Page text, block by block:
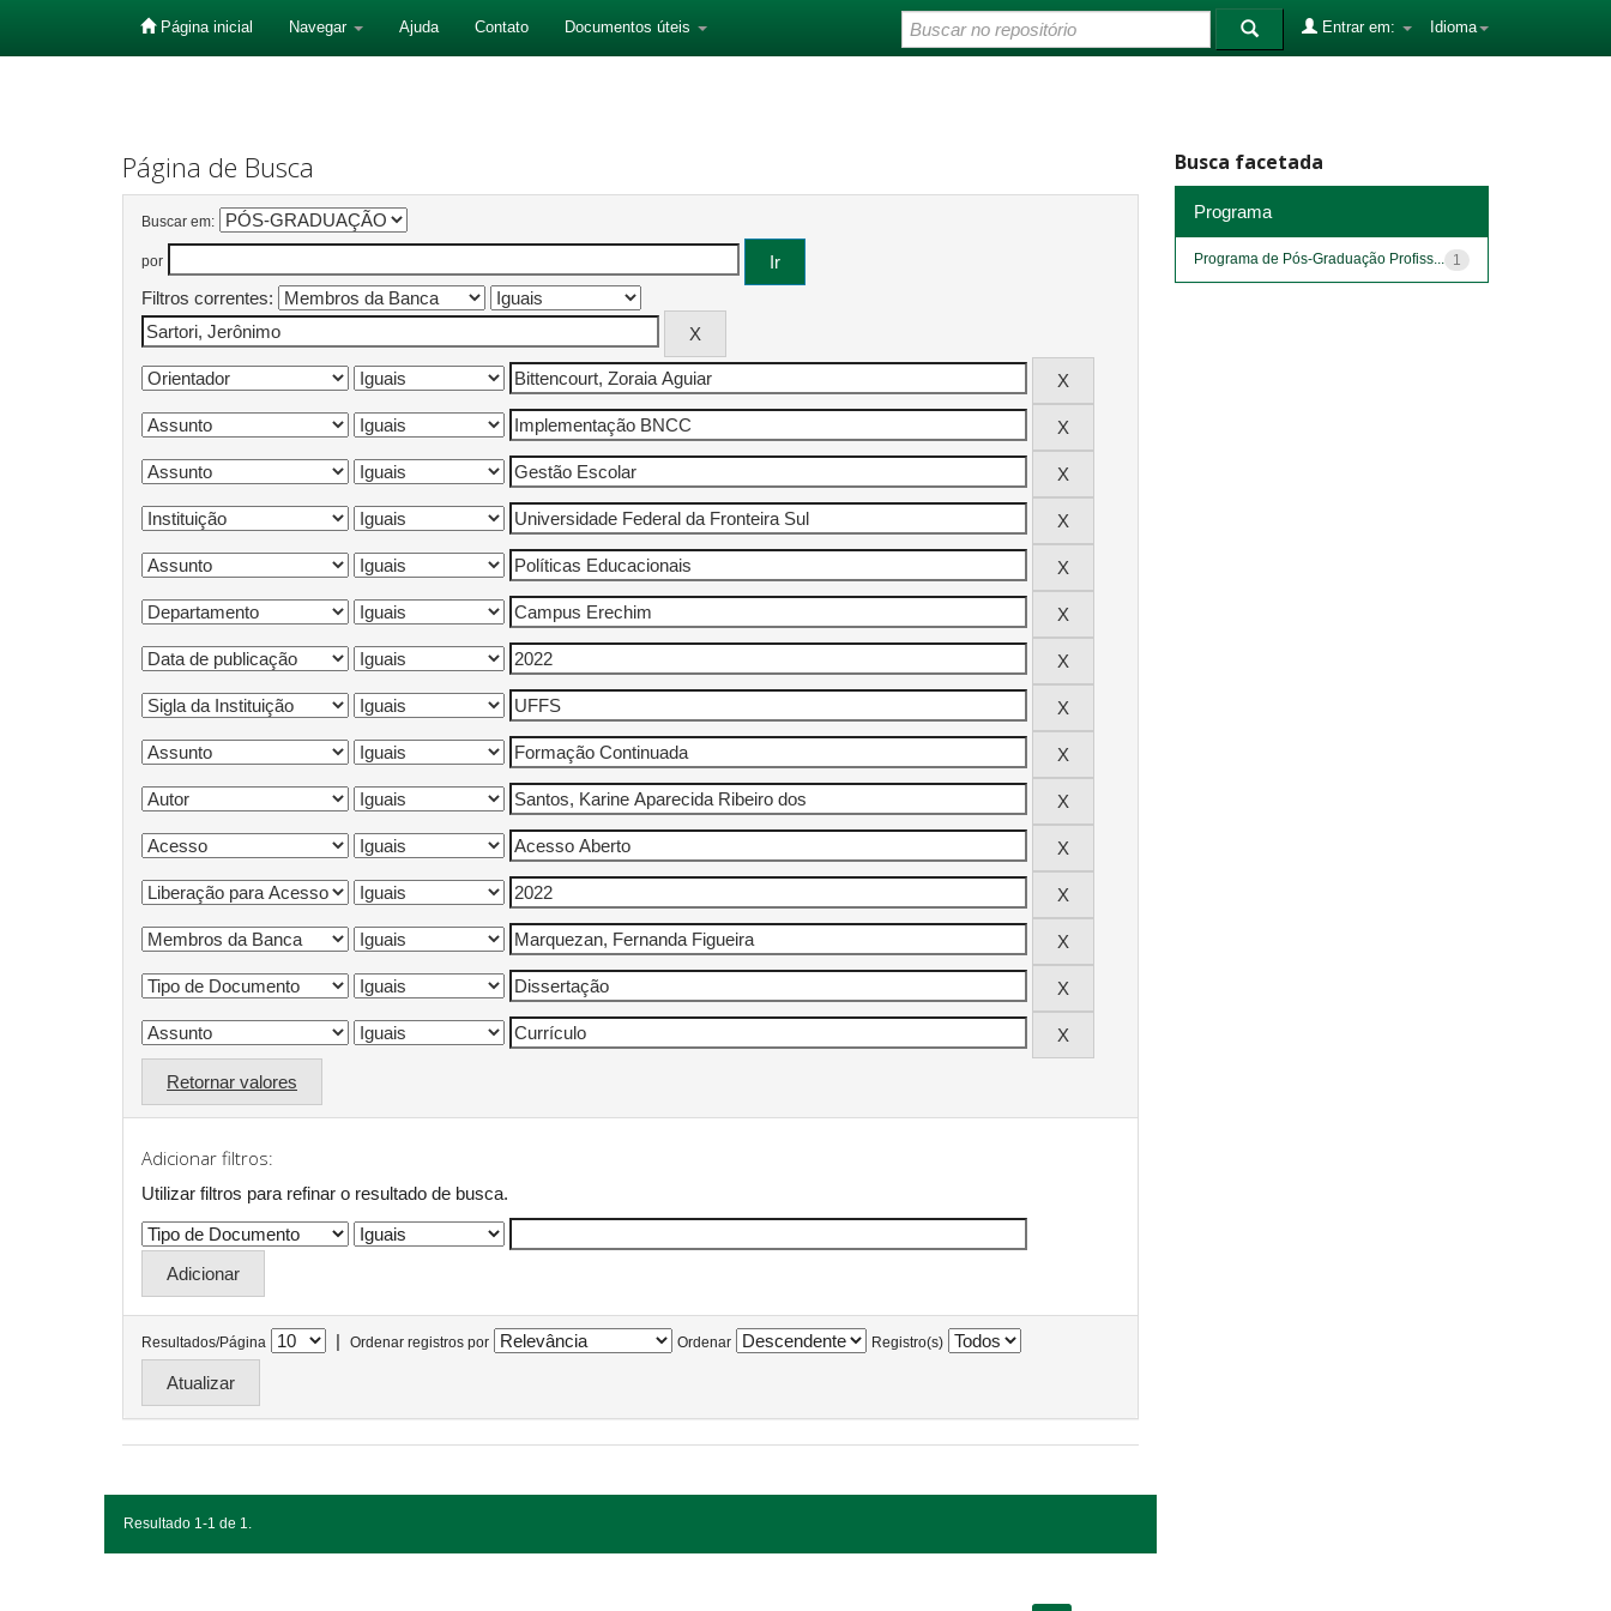
Página inicial Navegar Ajuda Contato Documentos úteis Idioma
Entrar em:
Página de Busca
Buscar em:
por
Filtros correntes:
Retornar valores
Adicionar filtros:
Utilizar filtros para refinar o resultado de busca.
Resultados/Página | Ordenar registros por Ordenar Registro(s)
Resultado 1-1 de 1.
Busca facetada
Programa
1
Programa de Pós-Graduação Profiss...